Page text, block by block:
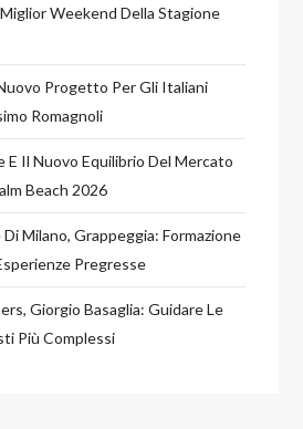
Weekend Della Stagione
Progetto Per Gli Italiani
Romagnoli
E Il Nuovo Equilibrio Del Mercato
Beach 2026
Milano, Grappeggia: Formazione
Pregresse
Giorgio Basaglia: Guidare Le
Più Complessi